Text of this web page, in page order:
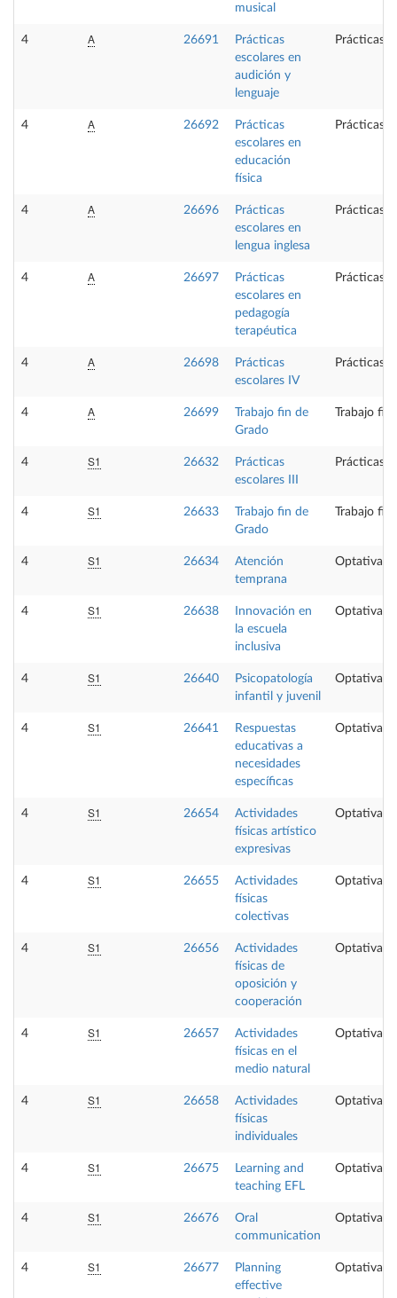
musical
4 A 26691
Prácticas
escolares en
audición y
lenguaje
Prácticas
4 A 26692
Prácticas
escolares en
educación
física
Prácticas
4 A 26696
Prácticas
escolares en
lengua inglesa
Prácticas
4 A 26697
Prácticas
escolares en
pedagogía
terapéutica
Prácticas
4 A 26698
Prácticas
escolares IV
Prácticas
4 A 26699
Trabajo fin de
Grado
Trabajo fin
4 S1 26632
Prácticas
escolares III
Prácticas
4 S1 26633
Trabajo fin de
Grado
Trabajo fin
4 S1 26634
Atención
temprana
Optativa
4 S1 26638
Innovación en
la escuela
inclusiva
Optativa
4 S1 26640
Psicopatología
infantil y juvenil
Optativa
4 S1 26641
Respuestas
educativas a
necesidades
específicas
Optativa
4 S1 26654
Actividades
físicas artístico
expresivas
Optativa
4 S1 26655
Actividades
físicas
colectivas
Optativa
4 S1 26656
Actividades
físicas de
oposición y
cooperación
Optativa
4 S1 26657
Actividades
físicas en el
medio natural
Optativa
4 S1 26658
Actividades
físicas
individuales
Optativa
4 S1 26675
Learning and
teaching EFL
Optativa
4 S1 26676
Oral
communication
Optativa
4 S1 26677
Planning
effective
Optativa